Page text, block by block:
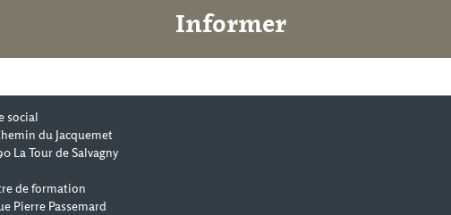
Informer
social
du Jacquemet
La Tour de Salvagny
de formation
Pierre Passemard